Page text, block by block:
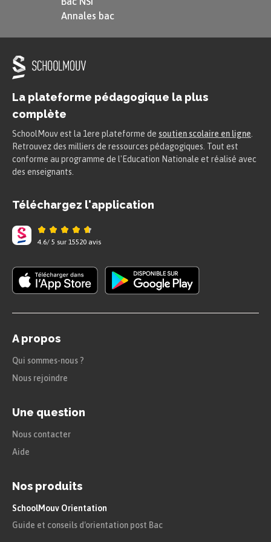
pour le moins.
Qui s’avançait avec les jeunes gens,
Perceval ou le Conte du Graal, env. 1182-1190
Annales bac
La plateforme pédagogique la plus
complète
SchoolMouv est la 1ere plateforme de soutien scolaire en ligne
Retrouvez des milliers de ressources pédagogiques. Tout est
conforme au programme de l'Education Nationale et réalisé avec
des enseignants.
Téléchargez l'application
4.6/ 5 sur 15520 avis
A propos
Qui sommes-nous ?
Nous rejoindre
Une question
Nous contacter
Aide
Nos produits
SchoolMouv Orientation
Guide et conseils d'orientation post Bac